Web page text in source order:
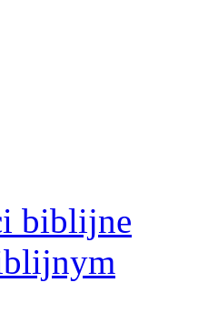
biblijne